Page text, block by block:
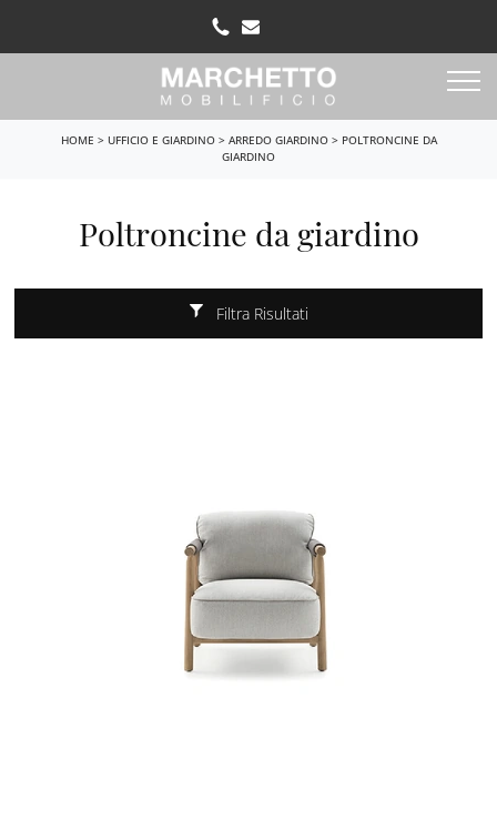
HOME > UFFICIO E GIARDINO> ARREDO GIARDINO> POLTRONCINE DA
GIARDINO
Poltroncine da giardino
Filtra Risultati